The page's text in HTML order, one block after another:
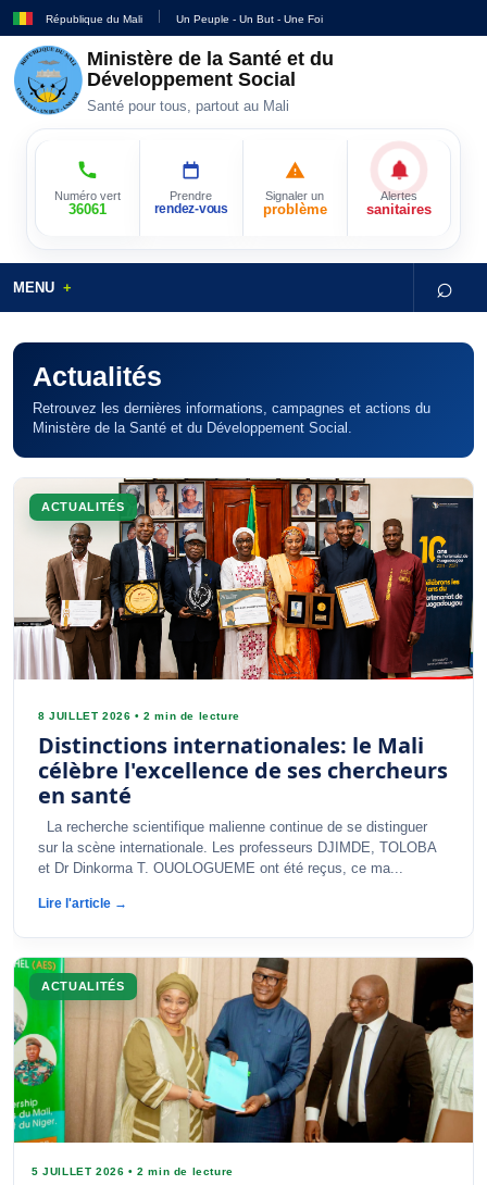
République du Mali Un Peuple - Un But - Une Foi
Ministère de la Santé et du
Développement Social
Santé pour tous, partout au Mali
Numéro vert
36061
Prendre
rendez-vous
Signaler un
problème
Alertes
sanitaires
MENU ⌕
Actualités
Retrouvez les dernières informations, campagnes et actions du
Ministère de la Santé et du Développement Social.
ACTUALITÉS
8 JUILLET 2026 •2 min de lecture
Distinctions internationales: le Mali
célèbre l'excellence de ses chercheurs
en santé
La recherche scientifique malienne continue de se distinguer
sur la scène internationale. Les professeurs DJIMDE, TOLOBA
et Dr Dinkorma T. OUOLOGUEME ont été reçus, ce ma...
Lire l'article →
ACTUALITÉS
5 JUILLET 2026 •2 min de lecture